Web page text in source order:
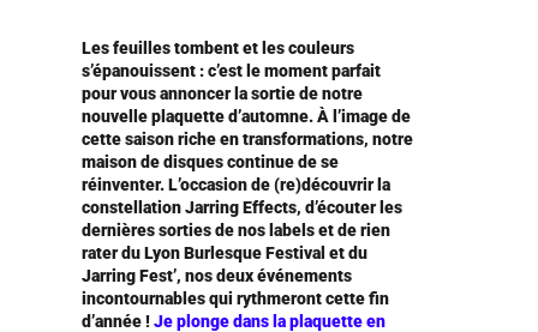
Les feuilles tombent et les couleurs
s’épanouissent : c’est le moment parfait
pour vous annoncer la sortie de notre
nouvelle plaquette d’automne. À l’image de
cette saison riche en transformations, notre
maison de disques continue de se
réinventer. L’occasion de (re)découvrir la
constellation Jarring Effects, d’écouter les
dernières sorties de nos labels et de rien
rater du Lyon Burlesque Festival et du
Jarring Fest’, nos deux événements
incontournables qui rythmeront cette fin
d’année !Je plonge dans la plaquette en